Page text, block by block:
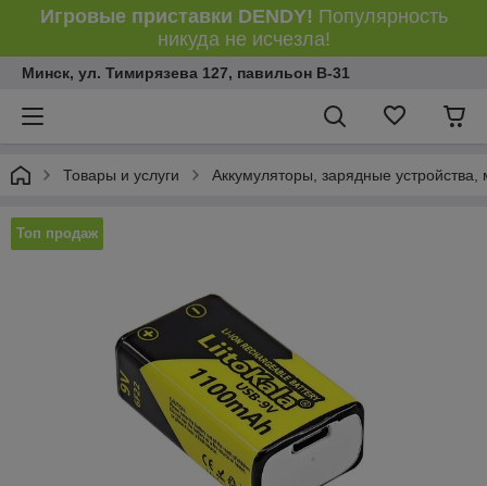
Игровые приставки DENDY! Популярность
никуда не исчезла!
Минск, ул. Тимирязева 127, павильон В-31
Товары и услуги Аккумуляторы, зарядные
Топ продаж